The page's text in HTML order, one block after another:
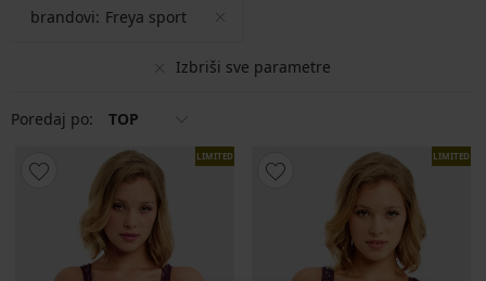
Izbriši sve parametre
brandovi: Freya sport
Poredaj po: TOP
LIMITED LIMITED